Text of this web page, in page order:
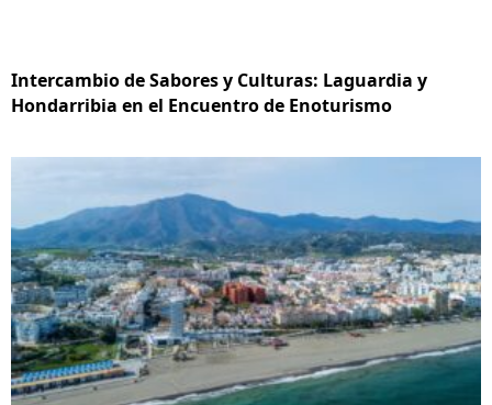
Intercambio de Sabores y Culturas: Laguardia y
Hondarribia en el Encuentro de Enoturismo